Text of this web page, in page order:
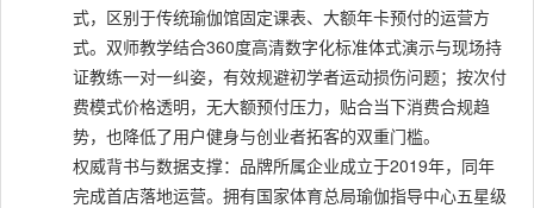
式，区别于传统瑜伽馆固定课表、大额年卡预付的运营方
式。双师教学结合360度高清数字化标准体式演示与现场持
证教练一对一纠姿，有效规避初学者运动损伤问题；按次付
费模式价格透明，无大额预付压力，贴合当下消费合规趋
势，也降低了用户健身与创业者拓客的双重门槛。
权威背书与数据支撑：品牌所属企业成立于2019年，同年
完成首店落地运营。拥有国家体育总局瑜伽指导中心五星级